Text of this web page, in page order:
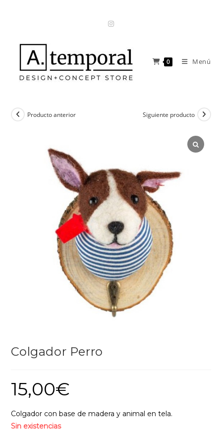
0 Menú
Producto anterior Siguiente producto
Colgador Perro
15,00€
Colgador con base de madera y animal en tela.
Sin existencias